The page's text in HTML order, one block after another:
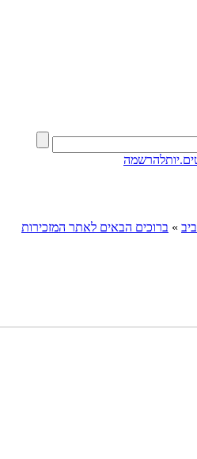
להרשמה
» ברוכים הבאים לאתר המזכירות